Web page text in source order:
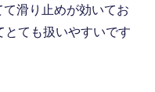
滑り止めが効いてお
とても扱いやすいです